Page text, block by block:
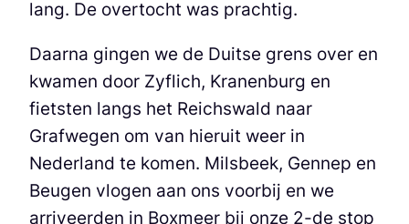
lang. De overtocht was prachtig.
Daarna gingen we de Duitse grens over en
kwamen door Zyflich, Kranenburg en
fietsten langs het Reichswald naar
Grafwegen om van hieruit weer in
Nederland te komen. Milsbeek, Gennep en
Beugen vlogen aan ons voorbij en we
arriveerden in Boxmeer bij onze 2-de stop